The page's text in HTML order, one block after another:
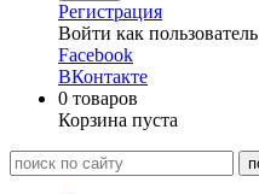
Регистрация
Войти как пользователь
Facebook
ВКонтакте
0 товаров
Корзина пуста